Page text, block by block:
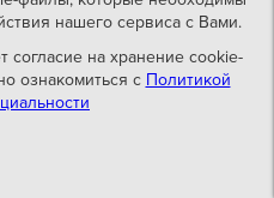
нашего сервиса с Вами.
согласие на хранение cookie-
ознакомиться с Политикой